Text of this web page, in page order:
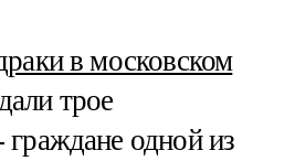
в московском
трое
граждане одной из